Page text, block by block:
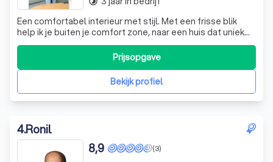
Een comfortabel interieur met stijl. Met een frisse blik
help ik je buiten je comfort zone, naar een huis dat uniek
en eigen is, zodat je kunt cocoonen en entertainen in stijl.
Bekijk profiel
Prijsopgave
4.Ronil
(3)
8,9